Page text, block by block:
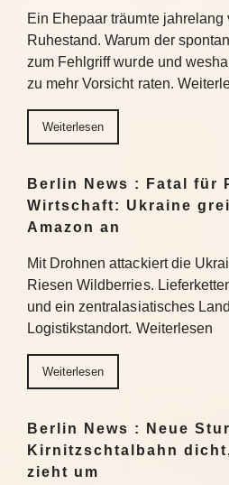
Ein Ehepaar träumte jahrelang
Ruhestand. Warum der
zum Fehlgriff wurde und
zu mehr Vorsicht raten.
Weiterlesen
Berlin News : Fatal für
Wirtschaft: Ukraine
Amazon an
Mit Drohnen attackiert die
Riesen Wildberries.
und ein zentralasiatisches
Logistikstandort. Weiterlesen
Weiterlesen
Berlin News : Neue
Kirnitzschtalbahn
zieht um